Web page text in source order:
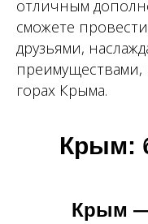
отличным
сможете
друзьями,
преимуществами,
горах Крыма.
Крым:
Крым —